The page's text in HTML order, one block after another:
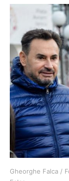
Gheorghe Falca /